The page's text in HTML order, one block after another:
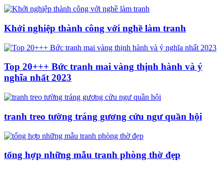
Khởi nghiệp thành công với nghề làm tranh
Top 20+++ Bức tranh mai vàng thịnh hành và ý
nghĩa nhất 2023
tranh treo tường tráng gương cửu ngư quần hội
tổng hợp những mẫu tranh phòng thờ đẹp